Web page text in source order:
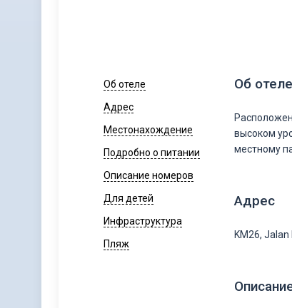
Об отеле
Адрес
Местонахождение
Подробно о питании
Описание номеров
Для детей
Инфраструктура
Пляж
Об отеле
высоком
местному
Адрес
KM26,